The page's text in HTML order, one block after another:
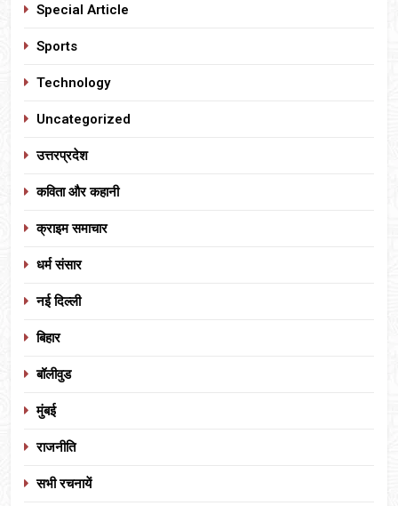
Special Article
Sports
Technology
Uncategorized
उत्तरप्रदेश
कविता और कहानी
क्राइम समाचार
धर्म संसार
नई दिल्ली
बिहार
बॉलीवुड
मुंबई
राजनीति
सभी रचनायें